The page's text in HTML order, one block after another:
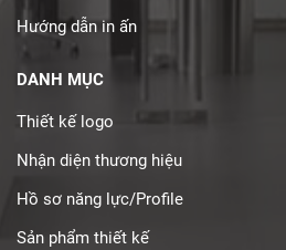
Hướng dẫn in ấn
DANH MỤC
Thiết kế logo
Nhận diện thương hiệu
Hồ sơ năng lực/Profile
Sản phẩm thiết kế